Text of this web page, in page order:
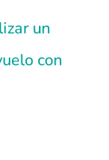
un
con